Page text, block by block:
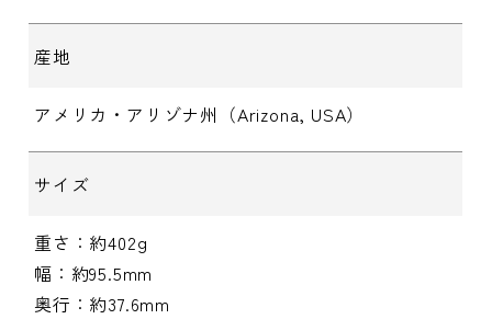
産地
アメリカ・アリゾナ州（Arizona, USA）
サイズ
重さ：約402g
幅：約95.5mm
奥行：約37.6mm